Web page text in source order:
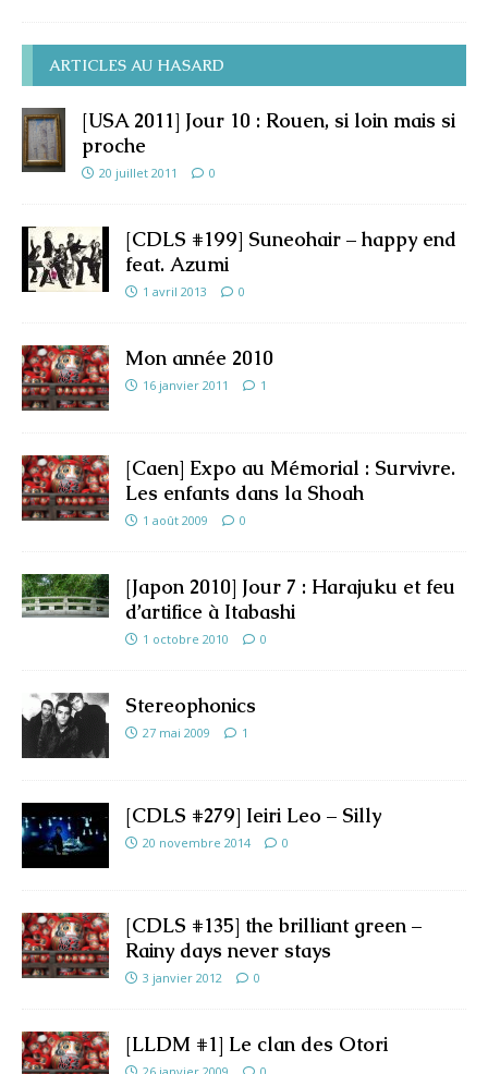
ARTICLES AU HASARD
[USA 2011] Jour 10 : Rouen, si loin mais si
proche
20 juillet 2011 0
[CDLS #199] Suneohair – happy end
feat. Azumi
1 avril 2013 0
Mon année 2010
16 janvier 2011 1
[Caen] Expo au Mémorial : Survivre.
Les enfants dans la Shoah
1 août 2009 0
[Japon 2010] Jour 7 : Harajuku et feu
d’artifice à Itabashi
1 octobre 2010 0
Stereophonics
27 mai 2009 1
[CDLS #279] Ieiri Leo – Silly
20 novembre 2014 0
[CDLS #135] the brilliant green –
Rainy days never stays
3 janvier 2012 0
[LLDM #1] Le clan des Otori